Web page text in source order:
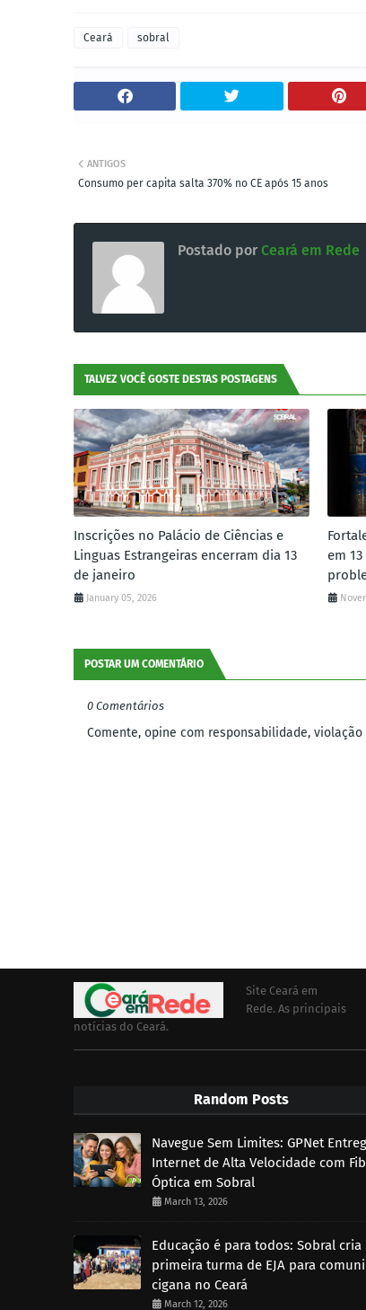
Ceará sobral
ANTIGOS
Consumo per capita salta 370% no CE após 15 anos
Postado por Ceará em Rede
TALVEZ VOCÊ GOSTE DESTAS POSTAGENS
Inscrições no Palácio de Ciências e
Linguas Estrangeiras encerram dia 13
de janeiro
January 05, 2026
em
POSTAR UM COMENTÁRIO
0 Comentários
Comente, opine com responsabilidade,
Site Ceará em
Rede. As principais
notícias do Ceará.
Random Posts
Navegue Sem Limites: GPNet
Internet de Alta Velocidade com
Óptica em Sobral
March 13, 2026
Educação é para todos: Sobral cria
primeira turma de EJA para
cigana no Ceará
March 12, 2026